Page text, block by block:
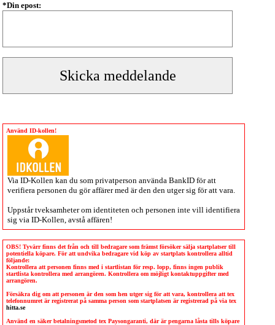
*Din epost:
Använd ID-kollen!
Via ID-Kollen kan du som privatperson använda BankID för att
verifiera personen du gör affärer med är den den utger sig för att vara.
Uppstår tveksamheter om identiteten och personen inte vill identifiera
sig via ID-Kollen , avstå affären!
OBS! Tyvärr finns det från och till bedragare som främst försöker sälja startplatser till
potentiella köpare. För att undvika bedragare vid köp av startplats kontrollera alltid
följande:
Kontrollera att personen finns med i startlistan för resp. lopp, finns ingen publik
startlista kontrollera med arrangören. Kontrollera om möjligt kontaktuppgifter med
arrangören.
Försäkra dig om att personen är den som hen utger sig för att vara, kontrollera att tex
telefonnumret är registrerat på samma person som startplatsen är registrerad på via tex
hitta.se
Använd en säker betalningsmetod tex Paysongaranti, där är pengarna låsta tills köpare